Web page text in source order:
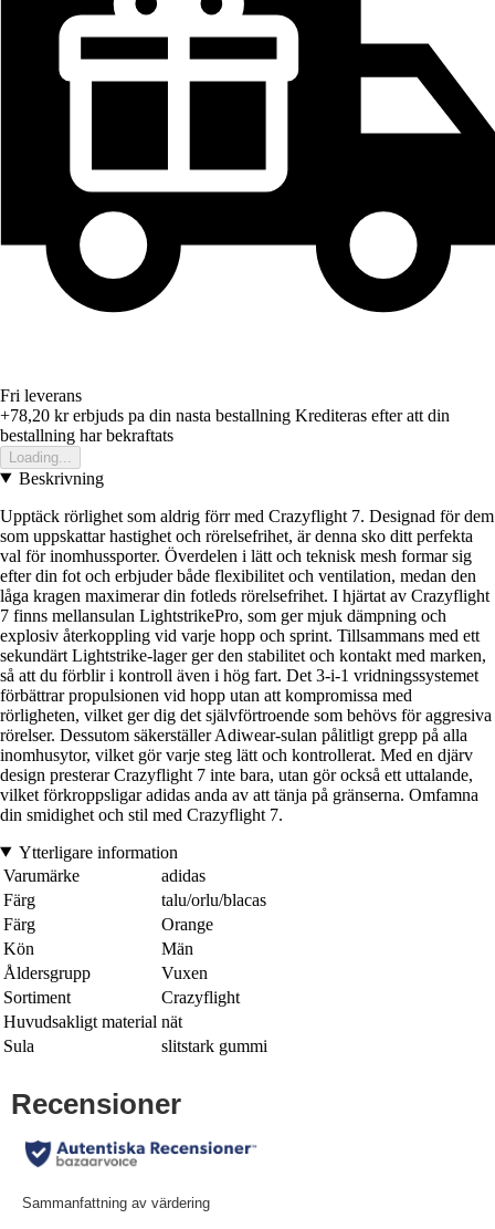
Fri leverans
+78,20 krerbjuds pa din nasta bestallning Krediteras efter att din
bestallning har bekraftats
Loading...
Beskrivning
Upptäck rörlighet som aldrig förr med Crazyflight 7. Designad för dem
som uppskattar hastighet och rörelsefrihet, är denna sko ditt perfekta
val för inomhussporter. Överdelen i lätt och teknisk mesh formar sig
efter din fot och erbjuder både flexibilitet och ventilation, medan den
låga kragen maximerar din fotleds rörelsefrihet. I hjärtat av Crazyflight
7 finns mellansulan LightstrikePro, som ger mjuk dämpning och
explosiv återkoppling vid varje hopp och sprint. Tillsammans med ett
sekundärt Lightstrike-lager ger den stabilitet och kontakt med marken,
så att du förblir i kontroll även i hög fart. Det 3-i-1 vridningssystemet
förbättrar propulsionen vid hopp utan att kompromissa med
rörligheten, vilket ger dig det självförtroende som behövs för aggresiva
rörelser. Dessutom säkerställer Adiwear-sulan pålitligt grepp på alla
inomhusytor, vilket gör varje steg lätt och kontrollerat. Med en djärv
design presterar Crazyflight 7 inte bara, utan gör också ett uttalande,
vilket förkroppsligar adidas anda av att tänja på gränserna. Omfamna
din smidighet och stil med Crazyflight 7.
Ytterligare information
Varumärke
adidas
Färg
talu/orlu/blacas
Färg
Orange
Kön
Män
Åldersgrupp
Vuxen
Sortiment
Crazyflight
Huvudsakligt material nät
Sula
slitstark gummi